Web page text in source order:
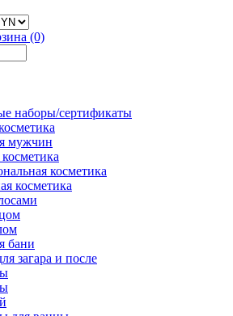
(0)
наборы/сертификаты
мужчин
косметика
косметика
бани
загара и после